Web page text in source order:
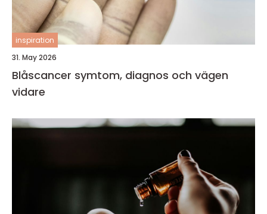
inspiration
31. May 2026
Blåscancer symtom, diagnos och vägen
vidare